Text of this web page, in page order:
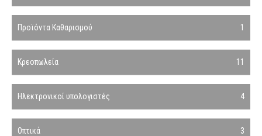
Προϊόντα Καθαρισμού 1
Κρεοπωλεία 11
Ηλεκτρονικοί υπολογιστές 4
Οπτικά 3